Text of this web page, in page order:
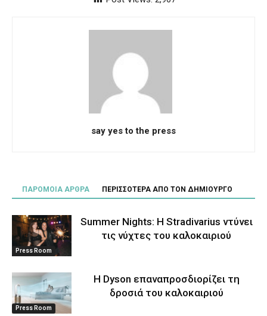
say yes to the press
ΠΑΡΟΜΟΙΑ ΑΡΘΡΑ ΠΕΡΙΣΣΟΤΕΡΑ ΑΠΟ ΤΟΝ ΔΗΜΙΟΥΡΓΟ
Press Room
Summer Nights: Η Stradivarius ντύνει
τις νύχτες του καλοκαιριού
Press Room
Η Dyson επαναπροσδιορίζει τη
δροσιά του καλοκαιριού